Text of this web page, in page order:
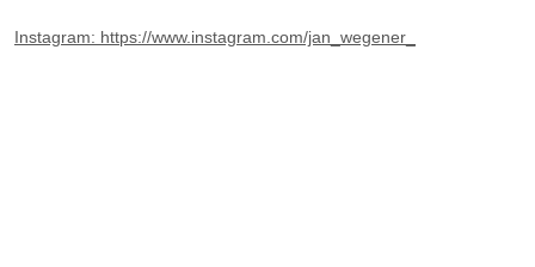
Instagram: https://www.instagram.com/jan_wegener_